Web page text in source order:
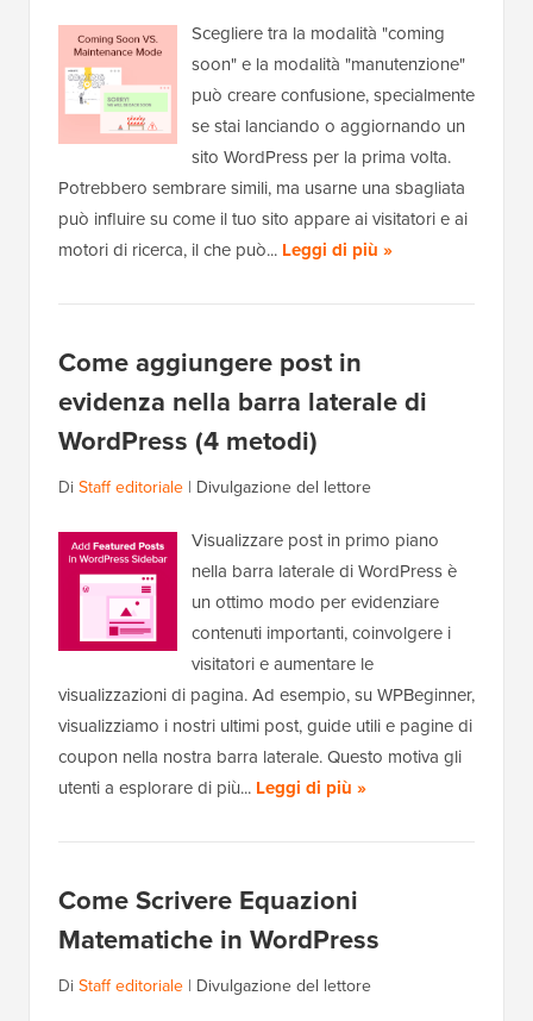
Scegliere tra la modalità "coming
soon" e la modalità "manutenzione"
può creare confusione, specialmente
se stai lanciando o aggiornando un
sito WordPress per la prima volta.
Potrebbero sembrare simili, ma usarne una sbagliata
può influire su come il tuo sito appare ai visitatori e ai
motori di ricerca, il che può... Leggi di più »
Come aggiungere post in
evidenza nella barra laterale di
WordPress (4 metodi)
DiStaff editoriale | Divulgazione del lettore
Visualizzare post in primo piano
nella barra laterale di WordPress è
un ottimo modo per evidenziare
contenuti importanti, coinvolgere i
visitatori e aumentare le
visualizzazioni di pagina. Ad esempio, su WPBeginner,
visualizziamo i nostri ultimi post, guide utili e pagine di
coupon nella nostra barra laterale. Questo motiva gli
utenti a esplorare di più... Leggi di più »
Come Scrivere Equazioni
Matematiche in WordPress
DiStaff editoriale | Divulgazione del lettore